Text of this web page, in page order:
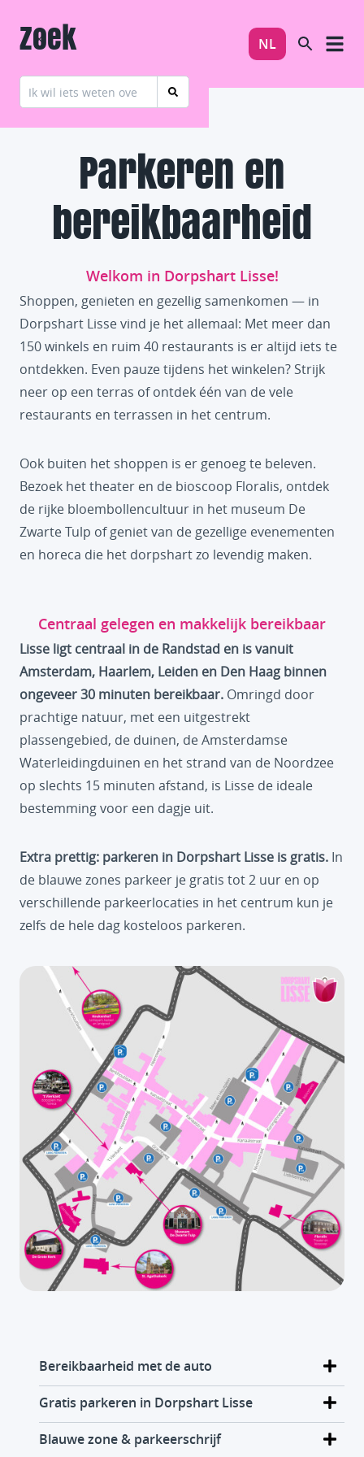
NL
Zoek
Parkeren en
bereikbaarheid
Welkom in Dorpshart Lisse!
Shoppen, genieten en gezellig samenkomen — in
Dorpshart Lisse vind je het allemaal: Met meer dan
150 winkels en ruim 40 restaurants is er altijd iets te
ontdekken. Even pauze tijdens het winkelen? Strijk
neer op een terras of ontdek één van de vele
restaurants en terrassen in het centrum.
Ook buiten het shoppen is er genoeg te beleven.
Bezoek het theater en de bioscoop Floralis, ontdek
de rijke bloembollencultuur in het museum De
Zwarte Tulp of geniet van de gezellige evenementen
en horeca die het dorpshart zo levendig maken.
Centraal gelegen en makkelijk bereikbaar
Lisse ligt centraal in de Randstad en is vanuit
Amsterdam, Haarlem, Leiden en Den Haag binnen
ongeveer 30 minuten bereikbaar. Omringd door
prachtige natuur, met een uitgestrekt
plassengebied, de duinen, de Amsterdamse
Waterleidingduinen en het strand van de Noordzee
op slechts 15 minuten afstand, is Lisse de ideale
bestemming voor een dagje uit.
Extra prettig: parkeren in Dorpshart Lisse is gratis. In
de blauwe zones parkeer je gratis tot 2 uur en op
verschillende parkeerlocaties in het centrum kun je
zelfs de hele dag kosteloos parkeren.
Bereikbaarheid met de auto
Gratis parkeren in Dorpshart Lisse
Blauwe zone & parkeerschrijf